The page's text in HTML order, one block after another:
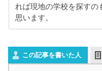
れば現地の学校を探すの
思います。
この記事を書いた人